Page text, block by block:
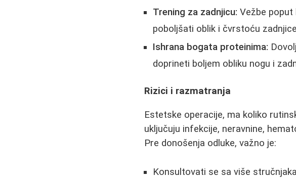
Trening za zadnjicu: Vežbe poput
poboljšati oblik i čvrstoću
Ishrana bogata proteinima:
doprineti boljem obliku nogu i
Rizici i razmatranja
Estetske operacije, ma koliko
uključuju infekcije, neravnine,
Pre donošenja odluke, važno je:
Konsultovati se sa više